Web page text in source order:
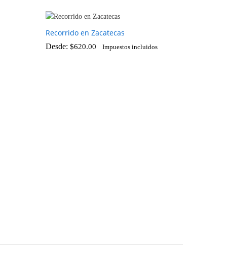
Recorrido en Zacatecas
Desde: $620.00 Impuestos incluidos